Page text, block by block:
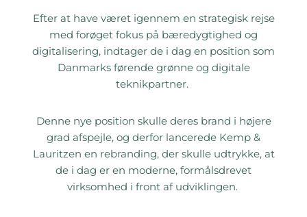
Efter at have været igennem en strategisk rejse
med forøget fokus på bæredygtighed og
digitalisering, indtager de i dag en position som
Danmarks førende grønne og digitale
teknikpartner.
Denne nye position skulle deres brand i højere
grad afspejle, og derfor lancerede Kemp &
Lauritzen en rebranding, der skulle udtrykke, at
de i dag er en moderne, formålsdrevet
virksomhed i front af udviklingen.